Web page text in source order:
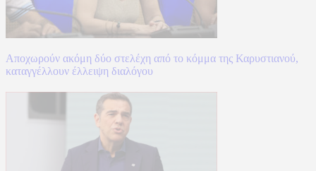
Αποχωρούν ακόμη δύο στελέχη από το κόμμα της Καρυστιανού,
καταγγέλλουν έλλειψη διαλόγου